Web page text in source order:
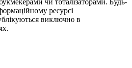
ресурсі
виключно в